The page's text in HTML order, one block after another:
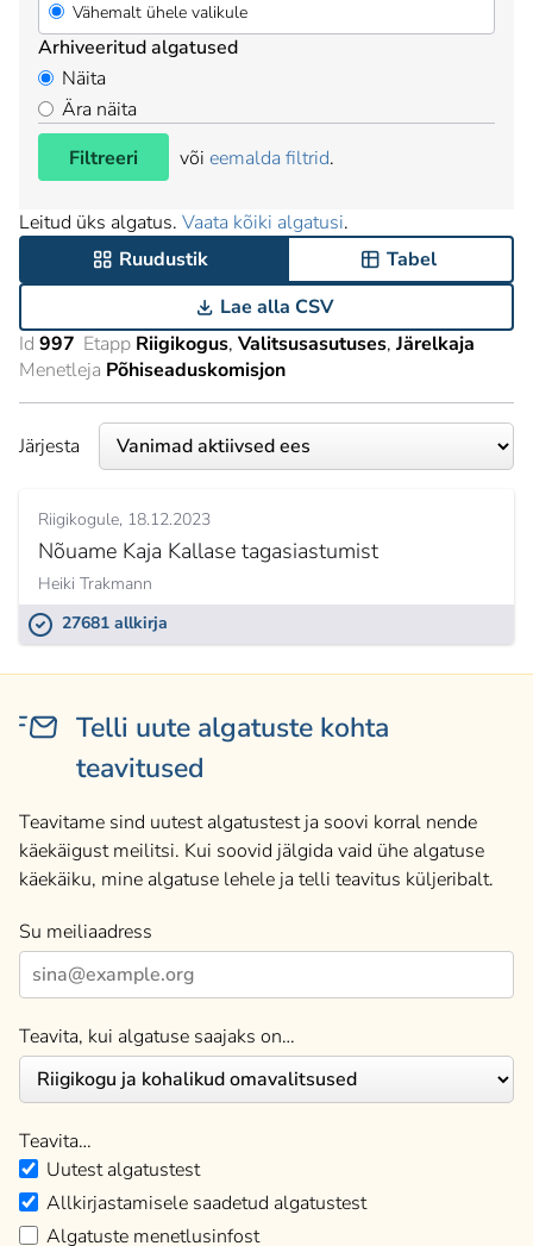
Vähemalt ühele valikule
Arhiveeritud algatused
Näita
Ära näita
Filtreeri
või eemalda filtrid.
Leitud üks algatus. Vaata kõiki algatusi.
Ruudustik
Tabel
Lae alla CSV
Id 997 Etapp Riigikogus Valitsusasutuses Järelkaja
Menetleja Põhiseaduskomisjon
Järjesta
Riigikogule 18.12.2023
Nõuame Kaja Kallase tagasiastumist
Heiki Trakmann
27681 allkirja
Telli uute algatuste kohta
teavitused
Teavitame sind uutest algatustest ja soovi korral nende
käekäigust meilitsi. Kui soovid jälgida vaid ühe algatuse
käekäiku, mine algatuse lehele ja telli teavitus küljeribalt.
Su meiliaadress
Teavita, kui algatuse saajaks on…
Teavita…
Uutest algatustest
Allkirjastamisele saadetud algatustest
Algatuste menetlusinfost